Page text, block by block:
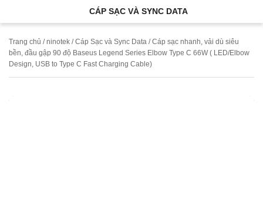
CÁP SẠC VÀ SYNC DATA
Trang chủ /ninotek /Cáp Sạc và Sync Data / Cáp sạc nhanh, vải dù siêu
bền, đầu gập 90 độ Baseus Legend Series Elbow Type C 66W ( LED/Elbow
Design, USB to Type C Fast Charging Cable)